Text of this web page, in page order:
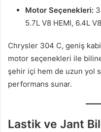
Motor Seçenekleri:
5.7L V8 HEMI, 6.4L
Chrysler 304 C, geniş
motor seçenekleri ile
şehir içi hem de uzun yol
performans sunar.
Lastik ve Jant